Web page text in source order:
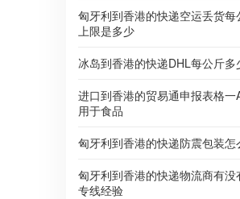
匈牙利到香港的快递空运丢货每
上限是多少
冰岛到香港的快递DHL每公斤多
进口到香港的贸易通申报表格一
用于食品
匈牙利到香港的快递防震包装怎
匈牙利到香港的快递物流商有没
专线经验